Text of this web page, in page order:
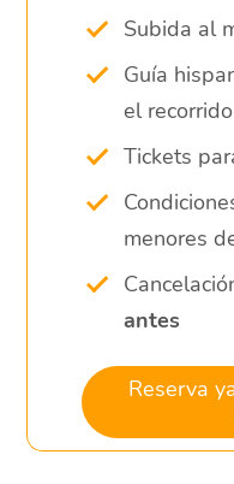
Subida al
Guía
el recorrido
Tickets
menores
antes
Reserva